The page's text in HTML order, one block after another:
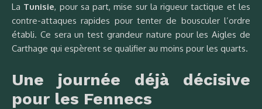
La Tunisie, pour sa part, mise sur la rigueur tactique et les
contre-attaques rapides pour tenter de bousculer l’ordre
établi. Ce sera un test grandeur nature pour les Aigles de
Carthage qui espèrent se qualifier au moins pour les quarts.
Une journée déjà décisive
pour les Fennecs